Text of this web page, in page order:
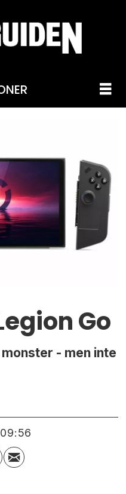
Go
- men inte